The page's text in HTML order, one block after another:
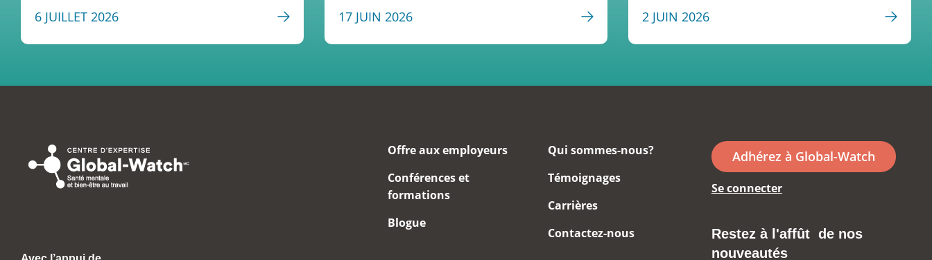
6 JUILLET 2026 17 JUIN 2026 2 JUIN 2026
Offre aux employeurs
Conférences et
formations
Blogue
Qui sommes-nous?
Témoignages
Carrières
Contactez-nous
Adhérez à Global-Watch
Se connecter
Restez à l'affût de nos
nouveautés